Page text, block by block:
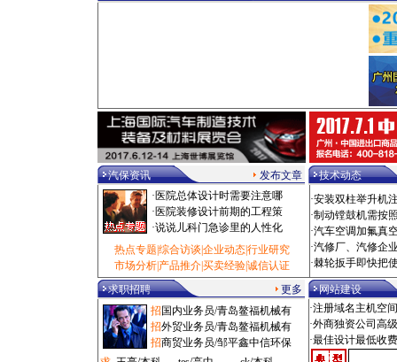
气钻/广州市 11000元
诊断仪/沈阳市 11000元
·光毂机/枣庄市 11500元
·设备工具/闸北区 11500元
·粘接剂/闵行区 11800元
添加剂/石家庄市 12元
吸尘机/深圳市 1200元
风炮/锡林郭勒盟 1200元
空压机/杭州市 12000元
磨砂机/广州市 125元
·扒胎机/鞍山市 12500元
·冷铆机/长春市 12500元
检测线/株洲市 125000元
工具车/嘉定区 1280元
汽贸管理/抚顺市 1280元
·保养类/杭州市 1280元
汽保资讯 发布文章
技术动态
· 医院总体设计时需要注意哪
· 医院装修设计前期的工程策
·说说儿科门急诊里的人性化
热点专题 综合访谈 企业动态行业研究
市场分析 产品推介买卖经验诚信认证
·安装双柱举升机
·制动镗鼓机需按
·汽车空调加氟真
·汽修厂、汽修企
·棘轮扳手即快把
求职招聘 更多
网站建设
招 国内业务员/青岛鳌福机械有
招外贸业务员/青岛鳌福机械有
招商贸业务员/邹平鑫中信环保
·注册域名主机空
·外商独资公司高
·最佳设计最低收